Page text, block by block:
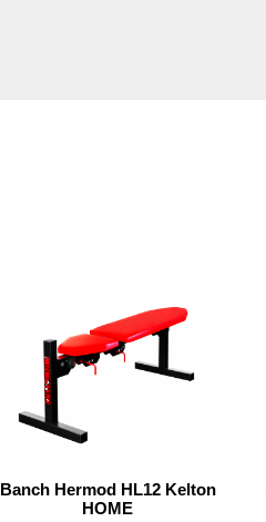
Banch Hermod HL12 Kelton
HOME